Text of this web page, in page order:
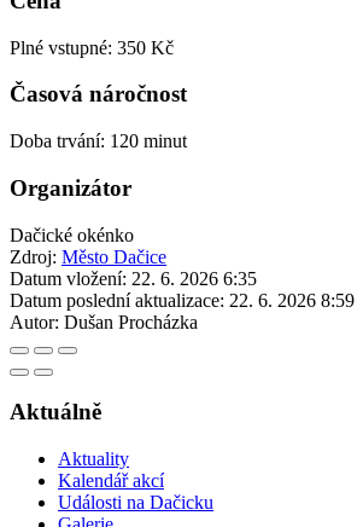
Plné vstupné: 350 Kč
Časová náročnost
Doba trvání: 120 minut
Organizátor
Dačické okénko
Zdroj: Město Dačice
Datum vložení: 22. 6. 2026 6:35
Datum poslední aktualizace: 22. 6. 2026 8:59
Autor: Dušan Procházka
Aktuálně
Aktuality
Kalendář akcí
Události na Dačicku